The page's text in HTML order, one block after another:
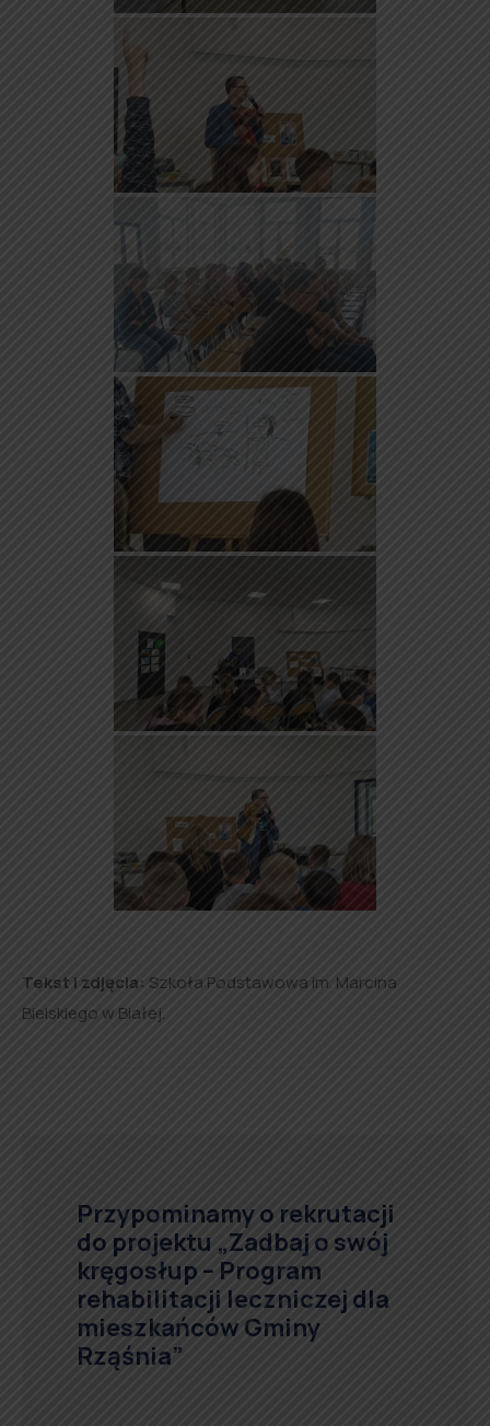
Tekst i zdjęcia: Szkoła Podstawowa im. Marcina
Bielskiego w Białej.
Przypominamy o rekrutacji
do projektu „Zadbaj o swój
kręgosłup – Program
rehabilitacji leczniczej dla
mieszkańców Gminy
Rząśnia”